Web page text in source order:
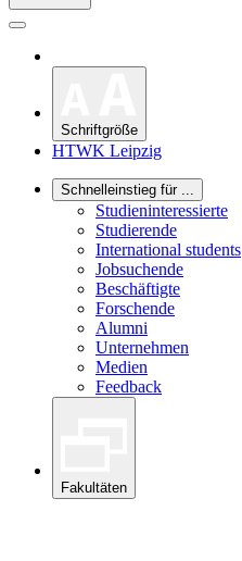
Schriftgröße
HTWK Leipzig
Schnelleinstieg für ...
Studieninteressierte
Studierende
International students
Jobsuchende
Beschäftigte
Forschende
Alumni
Unternehmen
Medien
Feedback
Fakultäten